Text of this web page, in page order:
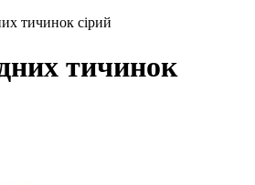
тичинок сірий
тичинок